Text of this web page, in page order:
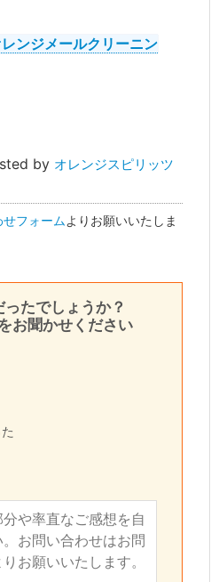
ンジメールクリーニン
by オレンジスピリッツ
フォームよりお願いいたしま
たでしょうか？
お聞かせください